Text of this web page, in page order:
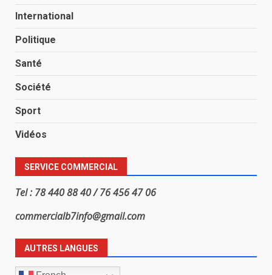
International
Politique
Santé
Société
Sport
Vidéos
SERVICE COMMERCIAL
Tel : 78 440 88 40 / 76 456 47 06
commercialb7info@gmail.com
AUTRES LANGUES